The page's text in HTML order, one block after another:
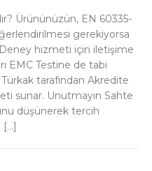
Ürününüzün, EN 60335-
gerekiyorsa
hizmeti için iletişime
EMC Testine de tabi
tarafından Akredite
sunar. Unutmayın Sahte
düşünerek tercih
[…]